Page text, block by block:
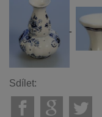
Sdílet: